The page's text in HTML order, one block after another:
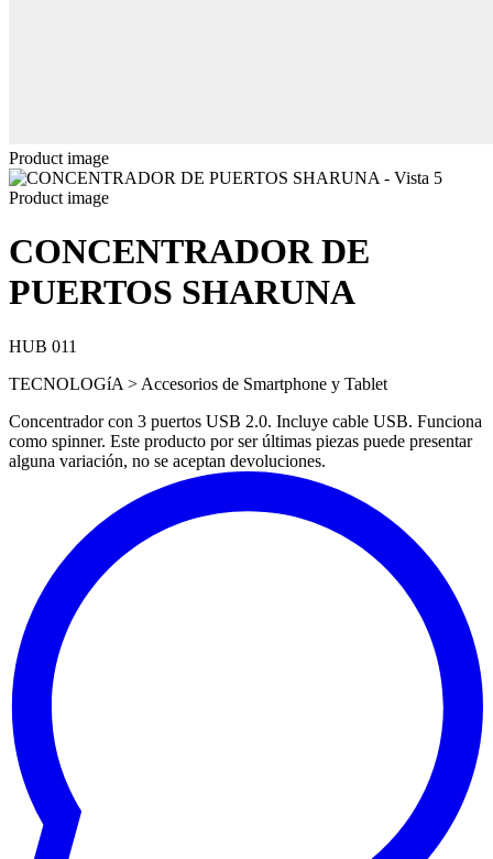
Product image
Product image
CONCENTRADOR DE
PUERTOS SHARUNA
HUB 011
TECNOLOGíA > Accesorios de Smartphone y Tablet
Concentrador con 3 puertos USB 2.0. Incluye cable USB. Funciona
como spinner. Este producto por ser últimas piezas puede presentar
alguna variación, no se aceptan devoluciones.